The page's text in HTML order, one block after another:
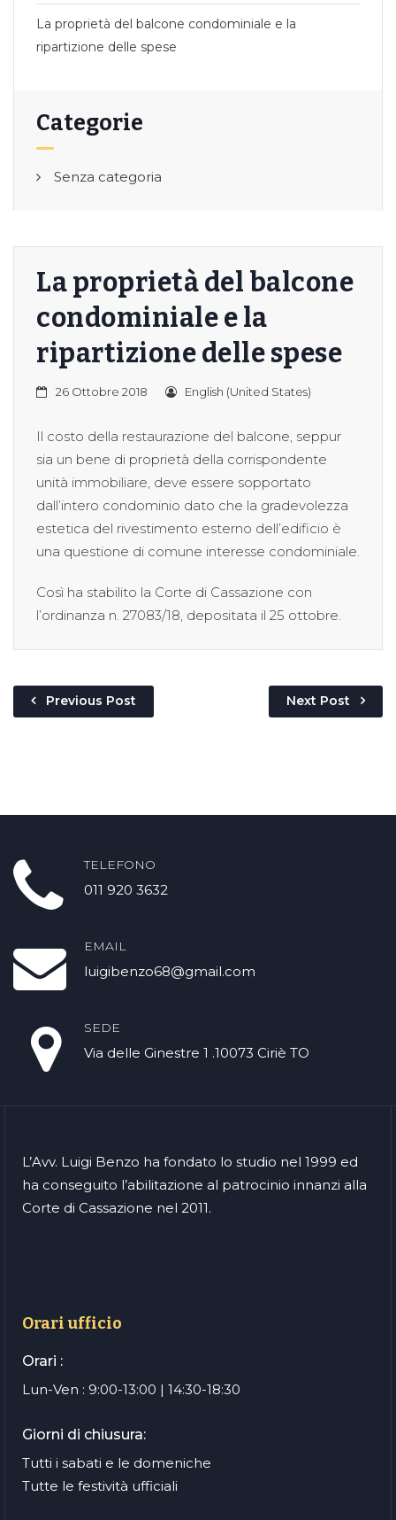
La proprietà del balcone condominiale e la
ripartizione delle spese
Categorie
Senza categoria
La proprietà del balcone
condominiale e la
ripartizione delle spese
26 Ottobre 2018 English (United States)
Il costo della restaurazione del balcone, seppur
sia un bene di proprietà della corrispondente
unità immobiliare, deve essere sopportato
dall’intero condominio dato che la gradevolezza
estetica del rivestimento esterno dell’edificio è
una questione di comune interesse condominiale.
Così ha stabilito la Corte di Cassazione con
l’ordinanza n. 27083/18, depositata il 25 ottobre.
Previous Post Next Post
TELEFONO
011 920 3632
EMAIL
luigibenzo68@gmail.com
SEDE
Via delle Ginestre 1 .10073 Ciriè TO
L’Avv. Luigi Benzo ha fondato lo studio nel 1999 ed
ha conseguito l’abilitazione al patrocinio innanzi alla
Corte di Cassazione nel 2011.
Orari ufficio
Orari :
Lun-Ven : 9:00-13:00 | 14:30-18:30
Giorni di chiusura:
Tutti i sabati e le domeniche
Tutte le festività ufficiali